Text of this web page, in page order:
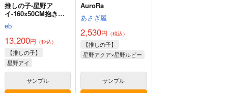
リコリス・リコイル-
錦木千束
160CMX50CM抱き枕
カバー【YC1121】
eb
13,200
ホロライブ-がうる・
ぐら-160CMX50CM抱
eb
13,200
推しの子-星野ア
イ-160x50CM抱き枕
カバー【1187】
eb
13,200円 （税込）
【推しの子】
星野アイ
サンプル
AuroRa
あさぎ屋
2,530円 （税込）
【推しの子】
星野アクア×星野ルビー
サンプル